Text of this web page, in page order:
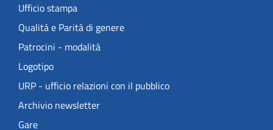
Ufficio stampa
Qualità e Parità di genere
Patrocini - modalità
Logotipo
URP - ufficio relazioni con il pubblico
Archivio newsletter
Gare